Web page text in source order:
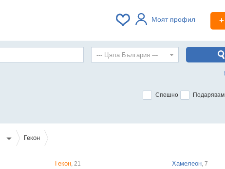
Моят профил +
Спешно Подарявам
Гекон
Гекон, 21 Хамелеон, 7